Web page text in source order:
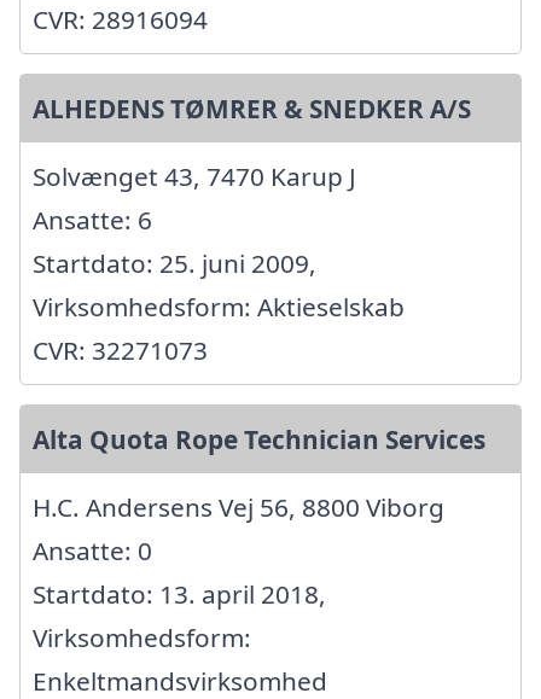
CVR: 28916094
ALHEDENS TØMRER & SNEDKER A/S
Solvænget 43, 7470 Karup J
Ansatte: 6
Startdato: 25. juni 2009,
Virksomhedsform: Aktieselskab
CVR: 32271073
Alta Quota Rope Technician Services
H.C. Andersens Vej 56, 8800 Viborg
Ansatte: 0
Startdato: 13. april 2018,
Virksomhedsform:
Enkeltmandsvirksomhed